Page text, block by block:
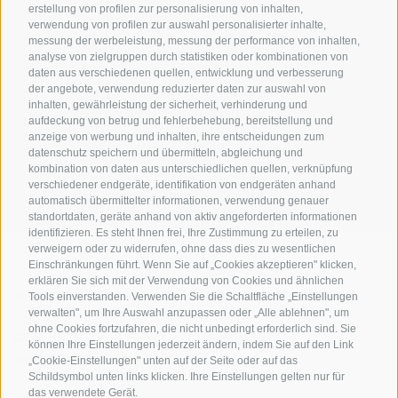
erstellung von profilen zur personalisierung von inhalten,
verwendung von profilen zur auswahl personalisierter inhalte,
messung der werbeleistung, messung der performance von inhalten,
analyse von zielgruppen durch statistiken oder kombinationen von
daten aus verschiedenen quellen, entwicklung und verbesserung
der angebote, verwendung reduzierter daten zur auswahl von
inhalten, gewährleistung der sicherheit, verhinderung und
aufdeckung von betrug und fehlerbehebung, bereitstellung und
anzeige von werbung und inhalten, ihre entscheidungen zum
datenschutz speichern und übermitteln, abgleichung und
kombination von daten aus unterschiedlichen quellen, verknüpfung
verschiedener endgeräte, identifikation von endgeräten anhand
automatisch übermittelter informationen, verwendung genauer
standortdaten, geräte anhand von aktiv angeforderten informationen
identifizieren. Es steht Ihnen frei, Ihre Zustimmung zu erteilen, zu
verweigern oder zu widerrufen, ohne dass dies zu wesentlichen
Einschränkungen führt. Wenn Sie auf „Cookies akzeptieren" klicken,
erklären Sie sich mit der Verwendung von Cookies und ähnlichen
Tools einverstanden. Verwenden Sie die Schaltfläche „Einstellungen
verwalten", um Ihre Auswahl anzupassen oder „Alle ablehnen", um
ohne Cookies fortzufahren, die nicht unbedingt erforderlich sind. Sie
können Ihre Einstellungen jederzeit ändern, indem Sie auf den Link
„Cookie-Einstellungen" unten auf der Seite oder auf das
Schildsymbol unten links klicken. Ihre Einstellungen gelten nur für
das verwendete Gerät.
AMT FÜR DEN NATIONALPARK STILFSERJOCH
SOCIAL-MEDIA-RICHTLINIEN | IMPRESSUM | SITEMAP | COOKIE-RICHTLINIE
PRIVACY | Cookie Präferenzen
KONTAKTE BESUCHERZENTREN
GEFÜHRTE
NATURERLEBNISSE
SCHULEN